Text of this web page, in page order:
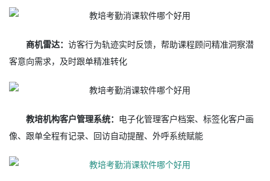
商机雷达：访客行为轨迹实时反馈，帮助课程顾问精准洞察潜
客意向需求，及时跟单精准转化
教培机构客户管理系统： 电子化管理客户档案、标签化客户画
像、跟单全程有记录、回访自动提醒、外呼系统赋能